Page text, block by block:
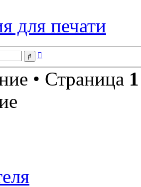
для печати
Поиск
• Страница 1